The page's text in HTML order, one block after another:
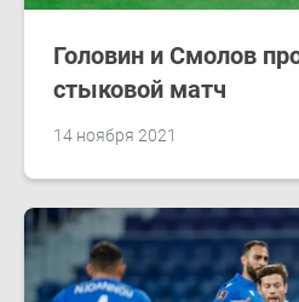
14 ноября 2021
Головин и Смолов
стыковой матч